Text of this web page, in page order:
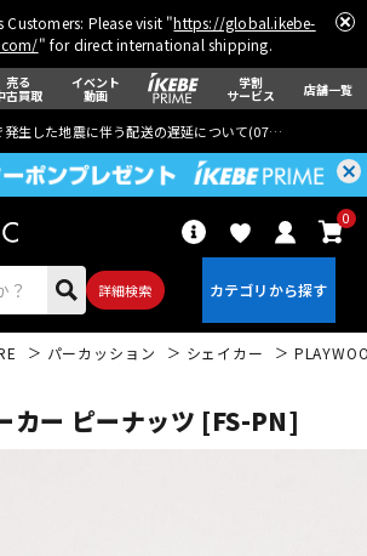
Customers: Please visit "https://global.ikebe-
" for direct international shipping.
売る
古買取
イベント
動画
学割
サービス 店舗一覧
発生した地震に伴う配送の遅延について(07月29日
詳細検索
0
パーカッション シェイカー
カー ピーナッツ [FS-PN]